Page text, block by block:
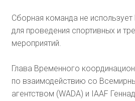
Сборная команда не
для проведения спортивных и
мероприятий.
Глава Временного
по взаимодействию со
агентством (WADA) и IAAF